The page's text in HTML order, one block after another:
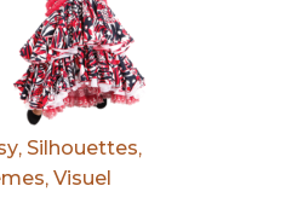
, Silhouettes,
, Visuel